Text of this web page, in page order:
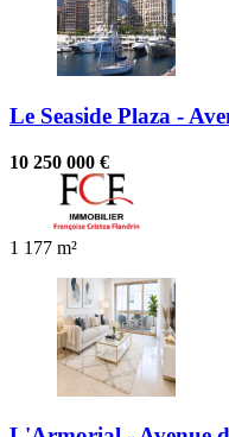
Le Seaside Plaza -
10 250 000 €
1 177 m²